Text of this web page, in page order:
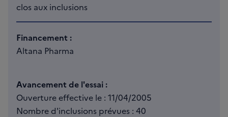
clos aux inclusions
Financement :
Altana Pharma
Avancement de l'essai :
Ouverture effective le : 11/04/2005
Nombre d'inclusions prévues : 40